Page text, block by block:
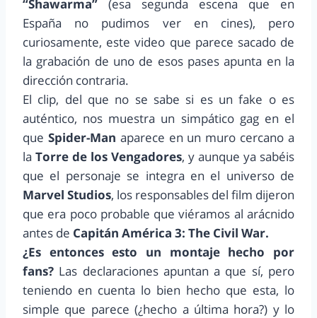
“Shawarma” (esa segunda escena que en
España no pudimos ver en cines), pero
curiosamente, este video que parece sacado de
la grabación de uno de esos pases apunta en la
dirección contraria.
El clip, del que no se sabe si es un fake o es
auténtico, nos muestra un simpático gag en el
que Spider-Man aparece en un muro cercano a
la Torre de los Vengadores, y aunque ya sabéis
que el personaje se integra en el universo de
Marvel Studios, los responsables del film dijeron
que era poco probable que viéramos al arácnido
antes de Capitán América 3: The Civil War.
¿Es entonces esto un montaje hecho por
fans? Las declaraciones apuntan a que sí, pero
teniendo en cuenta lo bien hecho que esta, lo
simple que parece (¿hecho a última hora?) y lo